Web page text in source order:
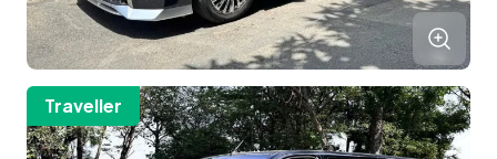
Traveller